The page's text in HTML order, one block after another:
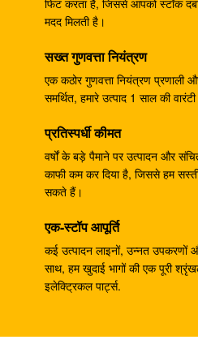
133-6907 हाइड्रोलिक राम पंप,
E330B E345
खुदाई हाइड्रोलिक मुख्य पंप
7 370-7 K9005449 पायलट पंप
995351 गियरबॉक्स में कमी
खुदाई करने वाला PSVD2-17E
EC35 VOE11806089 गियर पंप
खुदाई करने वाला E312V1
1107080 यात्रा गियरबॉक्स
खुदाई K1011413A यात्रा
DH255-5 DX255LC
मदद मिलती है।
सख्त गुणवत्ता नियंत्रण
एक कठोर गुणवत्ता नियंत्रण प्रणाली
समर्थित, हमारे उत्पाद 1 साल की
प्रतिस्पर्धी कीमत
वर्षों के बड़े पैमाने पर उत्पादन और
काफी कम कर दिया है, जिससे हम
सकते हैं।
एक-स्टॉप आपूर्ति
कई उत्पादन लाइनों, उन्नत उपकरणों
साथ, हम खुदाई भागों की एक पूरी
इलेक्ट्रिकल पार्ट्स.